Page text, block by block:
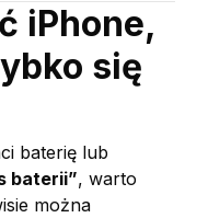
iPhone,
się
baterię lub
baterii”, warto
można